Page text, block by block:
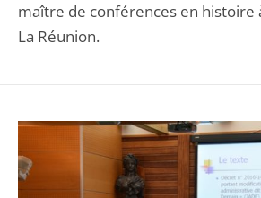
maître de conférences en histoire
La Réunion.